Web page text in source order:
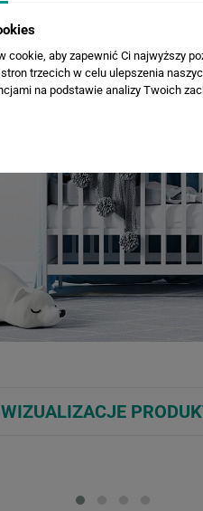
WIZUALIZACJE
cookie, aby zapewnić Ci najwyższy
trzecich w celu ulepszenia
na podstawie analizy Twoich